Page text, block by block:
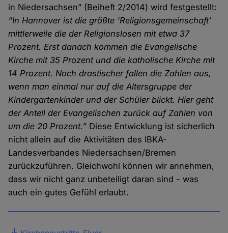
in Niedersachsen” (Beiheft 2/2014) wird festgestellt:
“In Hannover ist die größte ‘Religionsgemeinschaft’
mittlerweile die der Religionslosen mit etwa 37
Prozent. Erst danach kommen die Evangelische
Kirche mit 35 Prozent und die katholische Kirche mit
14 Prozent. Noch drastischer fallen die Zahlen aus,
wenn man einmal nur auf die Altersgruppe der
Kindergartenkinder und der Schüler blickt. Hier geht
der Anteil der Evangelischen zurück auf Zahlen von
um die 20 Prozent.” Diese Entwicklung ist sicherlich
nicht allein auf die Aktivitäten des IBKA-
Landesverbandes Niedersachsen/Bremen
zurückzuführen. Gleichwohl können wir annehmen,
dass wir nicht ganz unbeteiligt daran sind - was
auch ein gutes Gefühl erlaubt.
Datei